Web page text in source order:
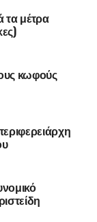
τα μέτρα
κωφούς